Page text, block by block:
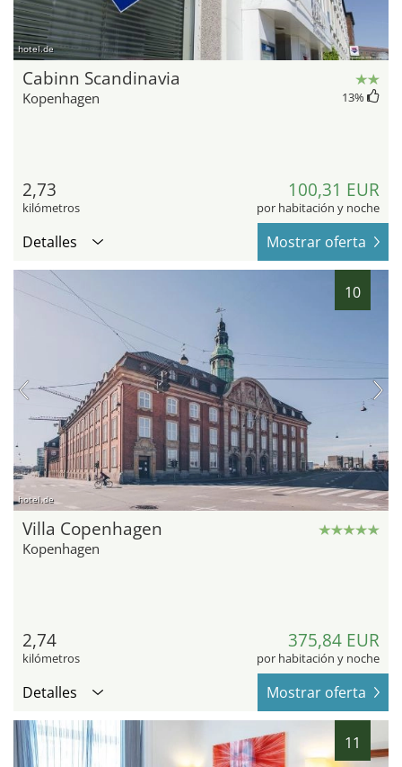
hotel.de
Cabinn Scandinavia
Kopenhagen 13%
2,73
kilómetros
100,31 EUR
por habitación y noche
Detalles Mostrar oferta
10
hotel.de
Villa Copenhagen
Kopenhagen
2,74
kilómetros
375,84 EUR
por habitación y noche
Detalles Mostrar oferta
11